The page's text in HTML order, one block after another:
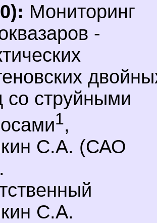
Мониторинг
-
со струйными
1,
С.А. (САО
С.А.